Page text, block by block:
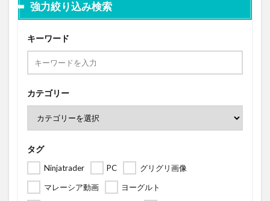
強力絞り込み検索
キーワード
カテゴリー
タグ
Ninjatrader PC
グリグリ画像
マレーシア動画
ヨーグルト